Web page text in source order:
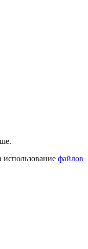
использование файлов